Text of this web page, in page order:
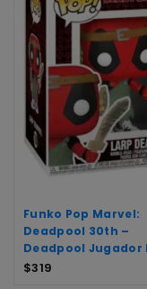
Funko Pop Marvel:
Deadpool 30th –
Deadpool Jugador
$319